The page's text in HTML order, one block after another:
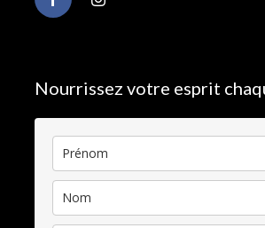
Nourrissez votre esprit